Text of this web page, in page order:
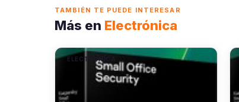
TAMBIÉN TE PUEDE INTERESAR
Más en Electrónica
ELECTRÓNICA